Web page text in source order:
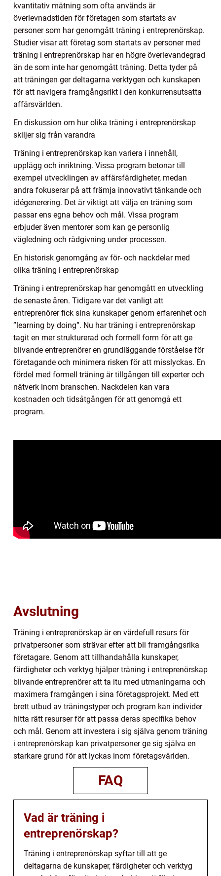
kvantitativ mätning som ofta används är
överlevnadstiden för företagen som startats av
personer som har genomgått träning i entreprenörskap.
Studier visar att företag som startats av personer med
träning i entreprenörskap har en högre överlevandegrad
än de som inte har genomgått träning. Detta tyder på
att träningen ger deltagarna verktygen och kunskapen
för att navigera framgångsrikt i den konkurrensutsatta
affärsvärlden.
En diskussion om hur olika träning i entreprenörskap
skiljer sig från varandra
Träning i entreprenörskap kan variera i innehåll,
upplägg och inriktning. Vissa program betonar till
exempel utvecklingen av affärsfärdigheter, medan
andra fokuserar på att främja innovativt tänkande och
idégenerering. Det är viktigt att välja en träning som
passar ens egna behov och mål. Vissa program
erbjuder även mentorer som kan ge personlig
vägledning och rådgivning under processen.
En historisk genomgång av för- och nackdelar med
olika träning i entreprenörskap
Träning i entreprenörskap har genomgått en utveckling
de senaste åren. Tidigare var det vanligt att
entreprenörer fick sina kunskaper genom erfarenhet och
”learning by doing”. Nu har träning i entreprenörskap
tagit en mer strukturerad och formell form för att ge
blivande entreprenörer en grundläggande förståelse för
företagande och minimera risken för att misslyckas. En
fördel med formell träning är tillgången till experter och
nätverk inom branschen. Nackdelen kan vara
kostnaden och tidsåtgången för att genomgå ett
program.
Avslutning
Träning i entreprenörskap är en värdefull resurs för
privatpersoner som strävar efter att bli framgångsrika
företagare. Genom att tillhandahålla kunskaper,
färdigheter och verktyg hjälper träning i entreprenörskap
blivande entreprenörer att ta itu med utmaningarna och
maximera framgången i sina företagsprojekt. Med ett
brett utbud av träningstyper och program kan individer
hitta rätt resurser för att passa deras specifika behov
och mål. Genom att investera i sig själva genom träning
i entreprenörskap kan privatpersoner ge sig själva en
starkare grund för att lyckas inom företagsvärlden.
FAQ
Vad är träning i
entreprenörskap?
Träning i entreprenörskap syftar till att ge
deltagarna de kunskaper, färdigheter och verktyg